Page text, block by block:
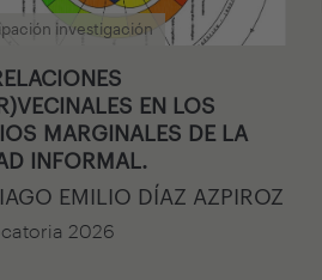
investigación
EN LOS
MARGINALES DE LA
INFORMAL.
EMILIO DÍAZ AZPIROZ
2026